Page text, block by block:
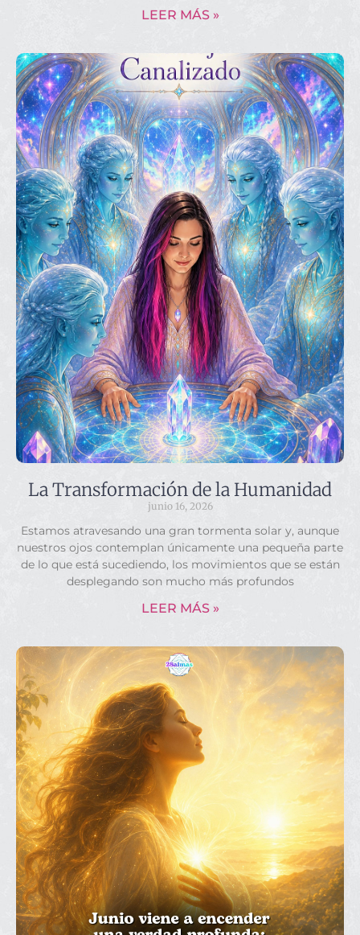
LEER MÁS »
La Transformación de la Humanidad
junio 16, 2026
Estamos atravesando una gran tormenta solar y, aunque
nuestros ojos contemplan únicamente una pequeña parte
de lo que está sucediendo, los movimientos que se están
desplegando son mucho más profundos
LEER MÁS »